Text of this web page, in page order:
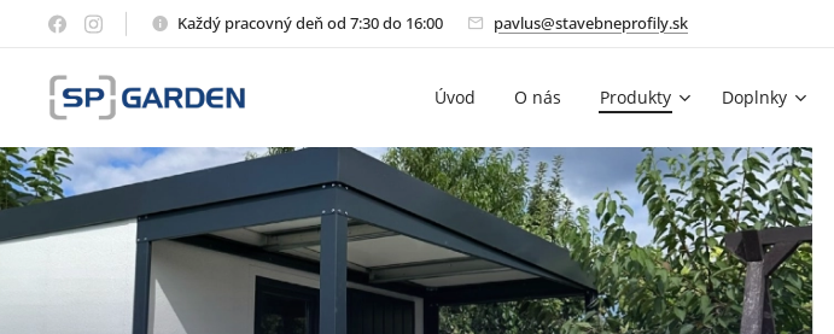
Každý pracovný deň od 7:30 do 16:00 pavlus@stavebneprofily.sk
Úvod O nás Produkty Doplnky